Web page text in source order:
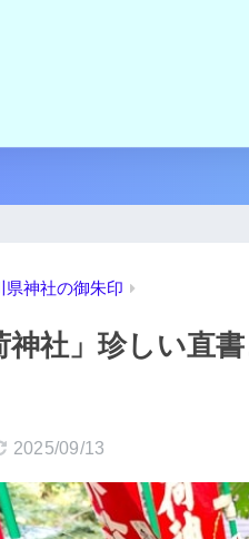
県神社の御朱印
神社」珍しい直
2025/09/13